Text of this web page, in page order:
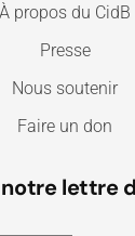
À propos du CidB
Presse
Nous soutenir
Faire un don
lettre